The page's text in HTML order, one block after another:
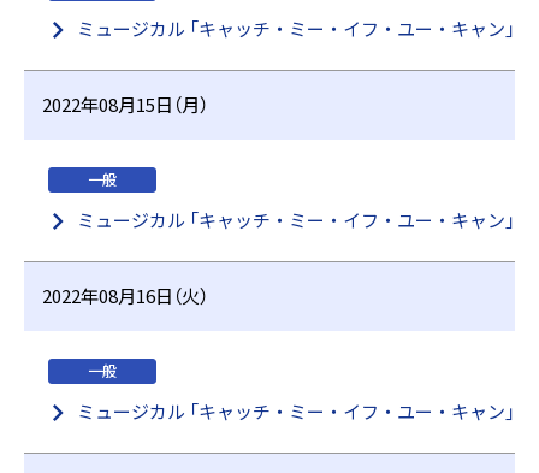
ミュージカル 「キャッチ・ミー・イフ・ユー・キャン」
2022年08月15日（月）
一般
ミュージカル 「キャッチ・ミー・イフ・ユー・キャン」
2022年08月16日（火）
一般
ミュージカル 「キャッチ・ミー・イフ・ユー・キャン」